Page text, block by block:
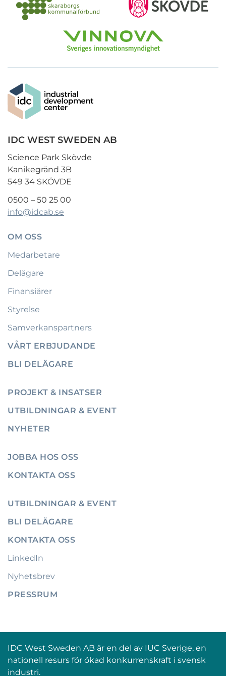
IDC WEST SWEDEN AB
Science Park Skövde
Kanikegränd 3B
549 34 SKÖVDE
0500 – 50 25 00
info@idcab.se
OM OSS
Medarbetare
Delägare
Finansiärer
Styrelse
Samverkanspartners
VÅRT ERBJUDANDE
BLI DELÄGARE
PROJEKT & INSATSER
UTBILDNINGAR & EVENT
NYHETER
JOBBA HOS OSS
KONTAKTA OSS
UTBILDNINGAR & EVENT
BLI DELÄGARE
KONTAKTA OSS
LinkedIn
Nyhetsbrev
PRESSRUM
IDC West Sweden AB är en del av IUC Sverige, en
nationell resurs för ökad konkurrenskraft i svensk
industri.